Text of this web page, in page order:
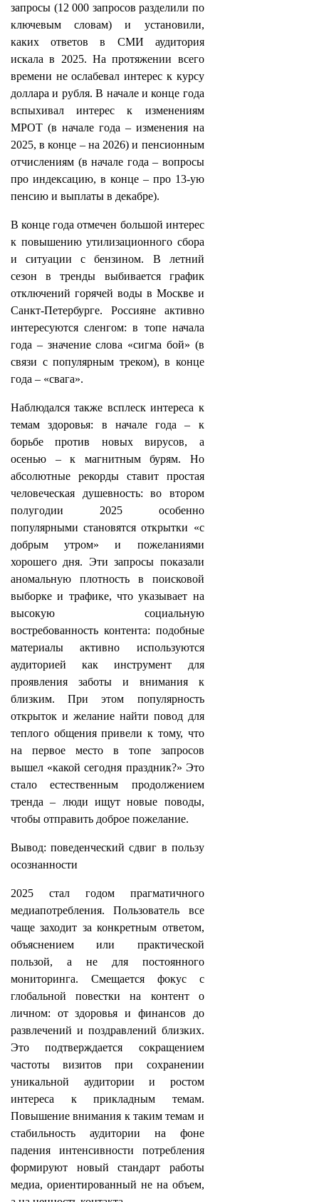
запросы (12 000 запросов разделили по
ключевым словам) и установили,
каких ответов в СМИ аудитория
искала в 2025. На протяжении всего
времени не ослабевал интерес к курсу
доллара и рубля. В начале и конце года
вспыхивал интерес к изменениям
МРОТ (в начале года – изменения на
2025, в конце – на 2026) и пенсионным
отчислениям (в начале года – вопросы
про индексацию, в конце – про 13-ую
пенсию и выплаты в декабре).
В конце года отмечен большой интерес
к повышению утилизационного сбора
и ситуации с бензином. В летний
сезон в тренды выбивается график
отключений горячей воды в Москве и
Санкт-Петербурге. Россияне активно
интересуются сленгом: в топе начала
года – значение слова «сигма бой» (в
связи с популярным треком), в конце
года – «свага».
Наблюдался также всплеск интереса к
темам здоровья: в начале года – к
борьбе против новых вирусов, а
осенью – к магнитным бурям. Но
абсолютные рекорды ставит простая
человеческая душевность: во втором
полугодии 2025 особенно
популярными становятся открытки «с
добрым утром» и пожеланиями
хорошего дня. Эти запросы показали
аномальную плотность в поисковой
выборке и трафике, что указывает на
высокую социальную
востребованность контента: подобные
материалы активно используются
аудиторией как инструмент для
проявления заботы и внимания к
близким. При этом популярность
открыток и желание найти повод для
теплого общения привели к тому, что
на первое место в топе запросов
вышел «какой сегодня праздник?» Это
стало естественным продолжением
тренда – люди ищут новые поводы,
чтобы отправить доброе пожелание.
Вывод: поведенческий сдвиг в пользу
осознанности
2025 стал годом прагматичного
медиапотребления. Пользователь все
чаще заходит за конкретным ответом,
объяснением или практической
пользой, а не для постоянного
мониторинга. Смещается фокус с
глобальной повестки на контент о
личном: от здоровья и финансов до
развлечений и поздравлений близких.
Это подтверждается сокращением
частоты визитов при сохранении
уникальной аудитории и ростом
интереса к прикладным темам.
Повышение внимания к таким темам и
стабильность аудитории на фоне
падения интенсивности потребления
формируют новый стандарт работы
медиа, ориентированный не на объем,